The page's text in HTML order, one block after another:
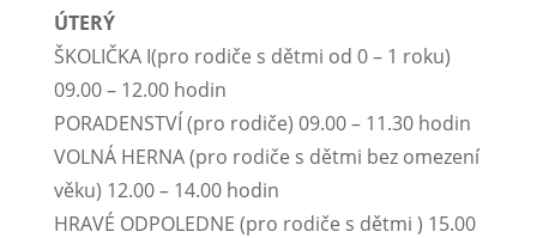
ÚTERÝ
ŠKOLIČKA I(pro rodiče s dětmi od 0 – 1 roku)
09.00 – 12.00 hodin
PORADENSTVÍ (pro rodiče) 09.00 – 11.30 hodin
VOLNÁ HERNA (pro rodiče s dětmi bez omezení
věku) 12.00 – 14.00 hodin
HRAVÉ ODPOLEDNE (pro rodiče s dětmi ) 15.00